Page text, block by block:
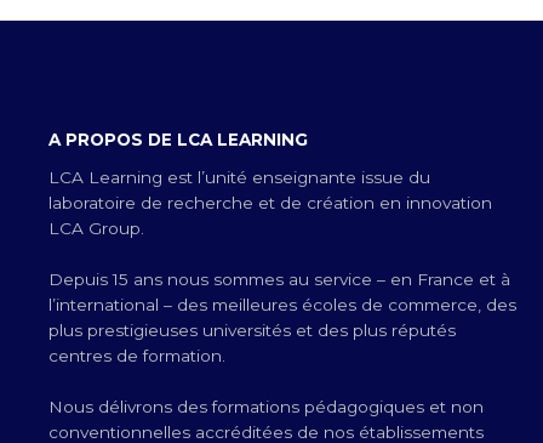
A PROPOS DE LCA LEARNING
LCA Learning est l’unité enseignante issue du
laboratoire de recherche et de création en innovation
LCA Group.
Depuis 15 ans nous sommes au service – en France et à
l’international – des meilleures écoles de commerce, des
plus prestigieuses universités et des plus réputés
centres de formation.
Nous délivrons des formations pédagogiques et non
conventionnelles accréditées de nos établissements